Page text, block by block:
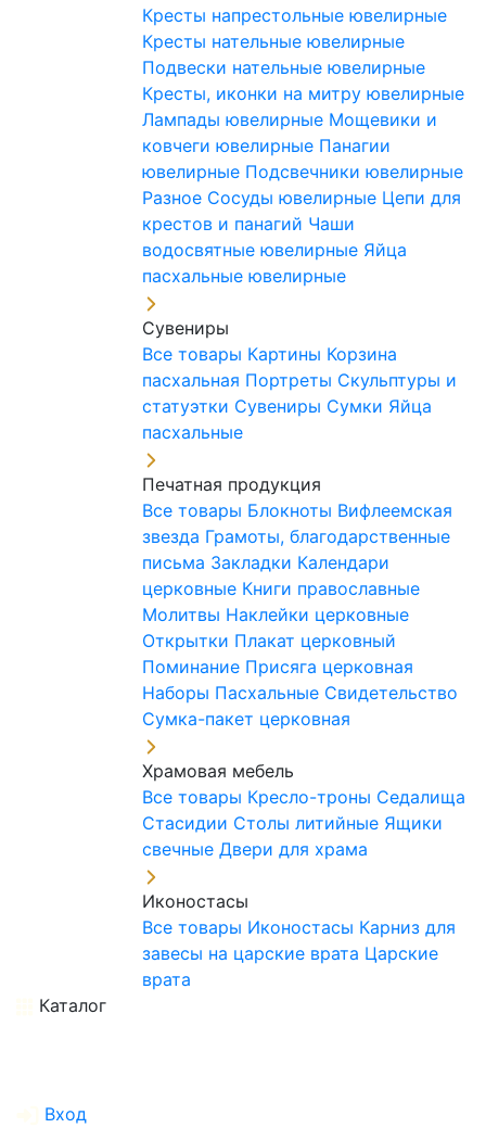
Кресты напрестольные ювелирные
Кресты нательные ювелирные
Подвески нательные ювелирные
Кресты, иконки на митру ювелирные
Лампады ювелирные Мощевики и
ковчеги ювелирные Панагии
ювелирные Подсвечники ювелирные
Разное Сосуды ювелирные Цепи для
крестов и панагий Чаши
водосвятные ювелирные Яйца
пасхальные ювелирные
Сувениры
Все товары Картины Корзина
пасхальная Портреты Скульптуры и
статуэтки Сувениры Сумки Яйца
пасхальные
Печатная продукция
Все товары Блокноты Вифлеемская
звезда Грамоты, благодарственные
письма Закладки Календари
церковные Книги православные
Молитвы Наклейки церковные
Открытки Плакат церковный
Поминание Присяга церковная
Наборы Пасхальные Свидетельство
Сумка-пакет церковная
Храмовая мебель
Все товары Кресло-троны Седалища
Стасидии Столы литийные Ящики
свечные Двери для храма
Иконостасы
Все товары Иконостасы Карниз для
завесы на царские врата Царские
врата
Каталог
Вход